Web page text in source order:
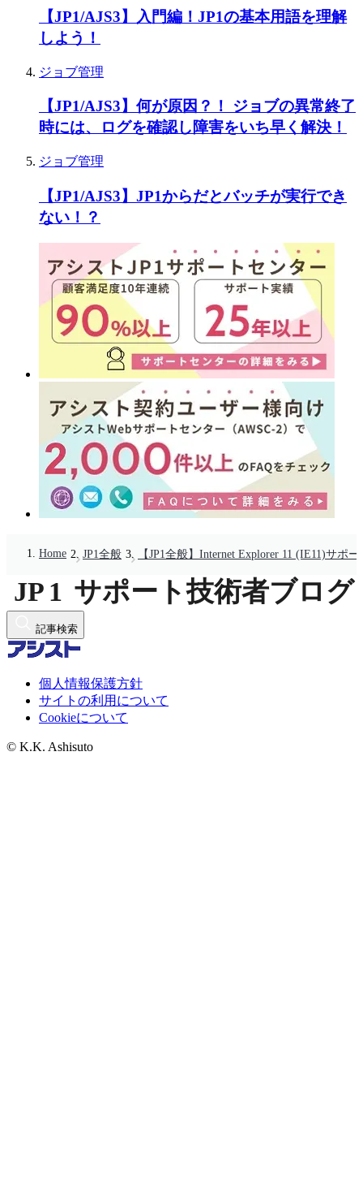
【JP1/AJS3】入門編！JP1の基本用語を理解
しよう！
ジョブ管理
【JP1/AJS3】何が原因？！ ジョブの異常終了
時には、ログを確認し障害をいち早く解決！
ジョブ管理
【JP1/AJS3】JP1からだとバッチが実行でき
ない！？
Home JP1全般 【JP1全般】Internet Explorer 11 (IE11)サポ
記事検索
個人情報保護方針
サイトの利用について
Cookieについて
© K.K. Ashisuto